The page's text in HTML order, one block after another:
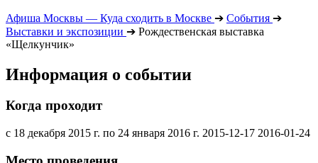
Афиша Москвы — Куда сходить в Москве ➔ События ➔
Выставки и экспозиции ➔ Рождественская выставка
«Щелкунчик»
Информация о событии
Когда проходит
с 18 декабря 2015 г. по 24 января 2016 г. 2015-12-17 2016-01-24